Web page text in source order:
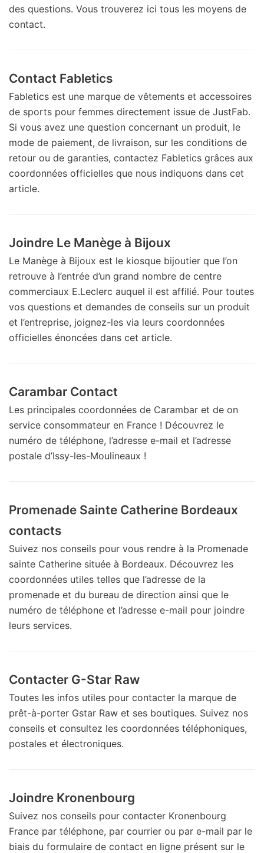
des questions. Vous trouverez ici tous les moyens de
contact.
Contact Fabletics
Fabletics est une marque de vêtements et accessoires
de sports pour femmes directement issue de JustFab.
Si vous avez une question concernant un produit, le
mode de paiement, de livraison, sur les conditions de
retour ou de garanties, contactez Fabletics grâces aux
coordonnées officielles que nous indiquons dans cet
article.
Joindre Le Manège à Bijoux
Le Manège à Bijoux est le kiosque bijoutier que l’on
retrouve à l’entrée d’un grand nombre de centre
commerciaux E.Leclerc auquel il est affilié. Pour toutes
vos questions et demandes de conseils sur un produit
et l’entreprise, joignez-les via leurs coordonnées
officielles énoncées dans cet article.
Carambar Contact
Les principales coordonnées de Carambar et de on
service consommateur en France ! Découvrez le
numéro de téléphone, l’adresse e-mail et l’adresse
postale d’Issy-les-Moulineaux !
Promenade Sainte Catherine Bordeaux
contacts
Suivez nos conseils pour vous rendre à la Promenade
sainte Catherine située à Bordeaux. Découvrez les
coordonnées utiles telles que l’adresse de la
promenade et du bureau de direction ainsi que le
numéro de téléphone et l’adresse e-mail pour joindre
leurs services.
Contacter G-Star Raw
Toutes les infos utiles pour contacter la marque de
prêt-à-porter Gstar Raw et ses boutiques. Suivez nos
conseils et consultez les coordonnées téléphoniques,
postales et électroniques.
Joindre Kronenbourg
Suivez nos conseils pour contacter Kronenbourg
France par téléphone, par courrier ou par e-mail par le
biais du formulaire de contact en ligne présent sur le